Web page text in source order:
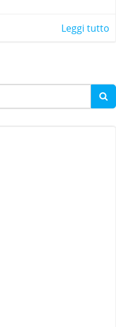
Leggi tutto